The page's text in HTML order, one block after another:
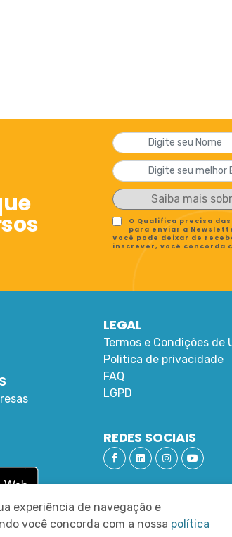
O Qualifica precisa
para enviar a
Você pode deixar de
inscrever, você concorda
LEGAL
Termos e Condições de
Politica de privacidade
FAQ
LGPD
REDES SOCIAIS
experiência de navegação e
você concorda com a nossa política